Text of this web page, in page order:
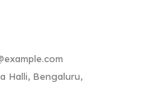
Halli, Bengaluru,